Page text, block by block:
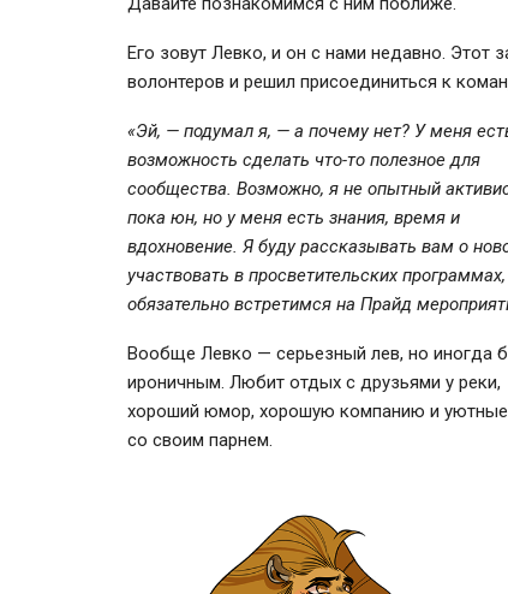
Его зовут Левко, и он с нами недавно. Этот
волонтеров и решил присоединиться к
«Эй, — подумал я, — а почему нет? У меня
возможность сделать что-то полезное для
сообщества. Возможно, я не опытный
пока юн, но у меня есть знания, время и
вдохновение. Я буду рассказывать вам о
участвовать в просветительских
обязательно встретимся на Прайд
Вообще Левко — серьезный лев, но иногда
ироничным. Любит отдых с друзьями у реки,
хороший юмор, хорошую компанию и уютные
со своим парнем.